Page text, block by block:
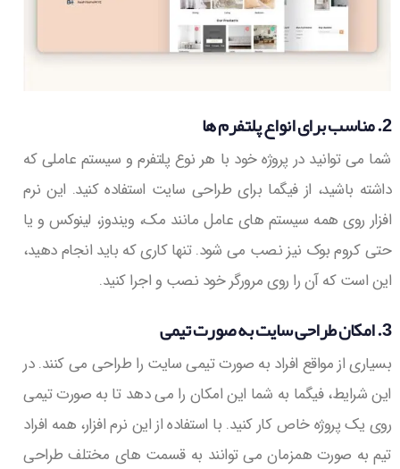
2. مناسب برای انواع پلتفرم ها
شما می توانید در پروژه خود با هر نوع پلتفرم و سیستم عاملی که
داشته باشید، از فیگما برای طراحی سایت استفاده کنید. این نرم
افزار روی همه سیستم های عامل مانند مک، ویندوز، لینوکس و یا
حتی کروم بوک نیز نصب می شود. تنها کاری که باید انجام دهید،
این است که آن را روی مرورگر خود نصب و اجرا کنید.
3. امکان طراحی سایت به صورت تیمی
بسیاری از مواقع افراد به صورت تیمی سایت را طراحی می کنند. در
این شرایط، فیگما به شما این امکان را می دهد تا به صورت تیمی
روی یک پروژه خاص کار کنید. با استفاده از این نرم افزار، همه افراد
تیم به صورت همزمان می توانند به قسمت های مختلف طراحی